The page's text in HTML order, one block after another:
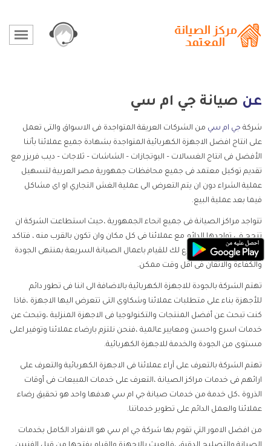
عن صيانة جي ام سي
شركة جي ام سي من الشركات العريقة المتواجدة فى الاسواق والتى تعمل
على انتاج افضل الاجهزة الكهربائية المتواجدة بشهادة جميع عملائنا بأننا
الأفضل فى انتاج الغسالات – البوتجازات – الشاشات – ثلاجات – ديب فريزر مع
تقديم توكيل معتمد فى جميع محافظات جمهورية مصر العربية لتسهيل
عملية الشراء دون ان يتم التعرض الى عملية الغش التجاري او اى مشاكل
فيما بعد عملية البيع.
تتواجد مراكز الصيانة فى جميع انحاء الجمهورية ،حيث استطاعت الشركة ان
تنجح فى تواجدها الدائم مع عملائنا فى كل مكان وان تكون بالقرب منه ، فتاكد
انك سوف تجد اقرب فرع لك للقيام باعمال الصيانة السريعة بمنتهى الجودة
والكفاءة والاتقان فى اقل وقت ممكن.
تهتم الشركة بالجودة للاجهزة الكهربائية بالاضافة الى اننا فى تطور دائم
للأجهزة بناء على متطلبات عملائنا وشكاوى التى تتعرض اليها الاجهزة ،فاذا
كنت تبحث عن أفضل المنتجات والتكنولوجيا فى الاجهزة المنزلية ،وتبحث عن
خدمات اسرع واحسن ومعايير عالمية ،فنحن نلتزم بارضاء عملائنا وتوفير اعلى
مستوى من الجودة والخدمة للاجهزة الكهربائية.
تهتم الشركة بالتعرف على آراء عملائنا فى الاجهزة الكهربائية والتعرف على
ارائهم فى خدمات مراكز الصيانة ،التعرف على خدمات المبيعات فى أوقات
الذروة ،كل خدمة من خدمات صيانة جي ام سي هدفها واحد هو تحقيق رضاء
عملائنا والعمل الدائم على تطوير خدماتنا.
من افضل الامور التي تقوم بها شركة جي ام سي هو الانفراد الكامل بخدمات